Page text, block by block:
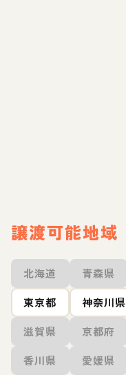
譲渡可能地域
北海道 青森県
東京都
神奈川県
滋賀県
京都府
香川県
愛媛県